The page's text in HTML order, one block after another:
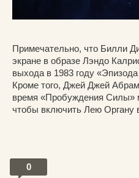
Примечательно, что Билли
экране в образе Лэндо
выхода в 1983 году
Кроме того, Джей Джей
время «Пробуждения Силы»
чтобы включить Лею Органу
0